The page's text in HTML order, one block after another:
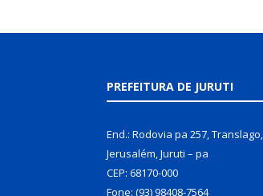
PREFEITURA DE JURUTI
End.: Rodovia pa 257,
Jerusalém, Juruti – pa
CEP: 68170-000
Fone: (93) 98408-7564